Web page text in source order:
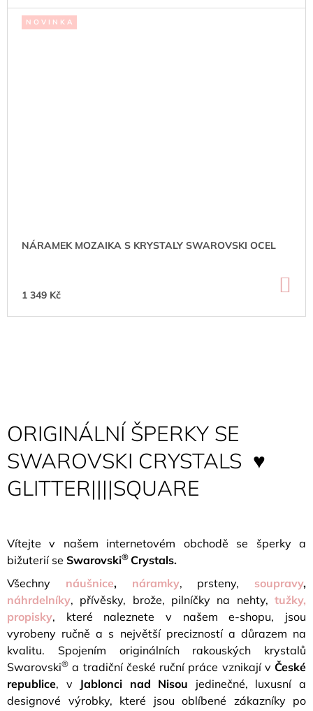
N O V I N K A
NÁRAMEK MOZAIKA S KRYSTALY SWAROVSKI OCEL
1 349 Kč
ORIGINÁLNÍ ŠPERKY SE
SWAROVSKI CRYSTALS ♥
GLITTER||||SQUARE
Vítejte v našem internetovém obchodě se šperky a
bižuterií se Swarovski® Crystals.
Všechny náušnice, náramky, prsteny, soupravy,
náhrdelníky, přívěsky, brože, pilníčky na nehty, tužky,
propisky, které naleznete v našem e-shopu, jsou
vyrobeny ručně a s největší precizností a důrazem na
kvalitu. Spojením originálních rakouských krystalů
Swarovski® a tradiční české ruční práce vznikají v České
republice, v Jablonci nad Nisou jedinečné, luxusní a
designové výrobky, které jsou oblíbené zákazníky po